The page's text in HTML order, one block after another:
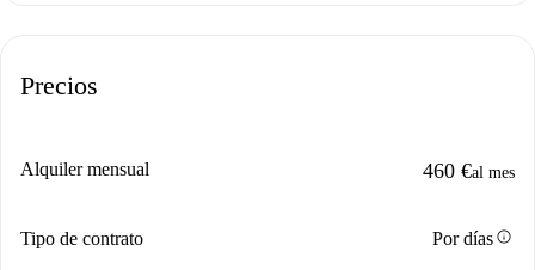
Precios
Alquiler mensual 460 €al mes
Tipo de contrato Por díasinfo